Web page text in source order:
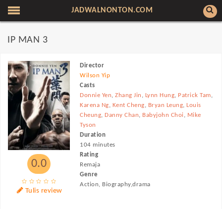
JADWALNONTON.COM
IP MAN 3
0.0
Tulis review
Director
Wilson Yip
Casts
Donnie Yen,Zhang Jin , Lynn Hung, Patrick Tam,
Karena Ng, Kent Cheng, Bryan Leung, Louis
Cheung, Danny Chan, Babyjohn Choi, Mike
Tyson
Duration
104 minutes
Rating
Remaja
Genre
Action, Biography,drama